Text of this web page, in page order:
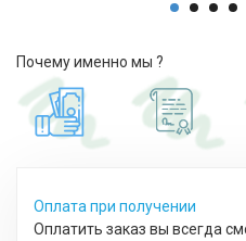
Почему именно мы ?
Оплата при получении
Оплатить заказ вы всегда